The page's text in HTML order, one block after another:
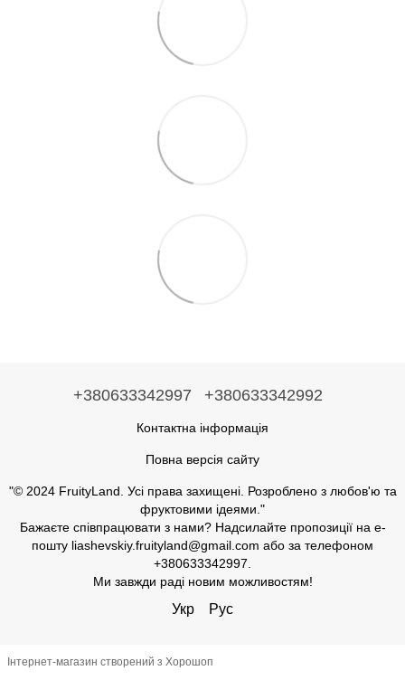
+380633342997 +380633342992
Контактна інформація
Повна версія сайту
"© 2024 FruityLand. Усі права захищені. Розроблено з любов'ю та
фруктовими ідеями."
Бажаєте співпрацювати з нами? Надсилайте пропозиції на е-
пошту liashevskiy.fruityland@gmail.com або за телефоном
+380633342997.
Ми завжди раді новим можливостям!
Укр Рус
Інтернет-магазин створений з Хорошоп